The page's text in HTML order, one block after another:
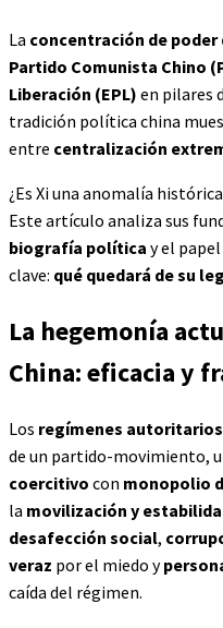
La concentración de poder
Partido Comunista Chino
Liberación (EPL) en pilares
tradición política china
entre centralización
¿Es Xi una anomalía
Este artículo analiza sus
biografía política y el
clave: qué quedará de su
La hegemonía
China: eficacia y
Los regímenes autoritarios
de un partido-movimiento,
coercitivo con monopolio
la movilización y
desafección social,
veraz por el miedo y
caída del régimen.